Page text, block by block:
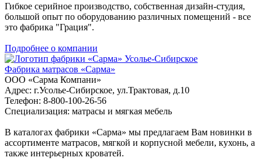
Гибкое серийное производство, собственная дизайн-студия,
большой опыт по оборудованию различных помещений - все
это фабрика "Грация".
Подробнее о компании
Усолье-Сибирское
Фабрика матрасов «Сарма»
ООО «Сарма Компани»
Адрес: г.Усолье-Сибирское, ул.Трактовая, д.10
Телефон: 8-800-100-26-56
Специализация: матрасы и мягкая мебель
В каталогах фабрики «Сарма» мы предлагаем Вам новинки в
ассортименте матрасов, мягкой и корпусной мебели, кухонь, а
также интерьерных кроватей.